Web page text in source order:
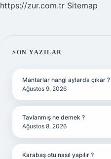
https://zur.com.tr Sitemap
SIDEBAR
SON YAZILAR
Mantarlar hangi aylarda çıkar ?
Ağustos 9, 2026
Tavlanmış ne demek ?
Ağustos 8, 2026
Karabaş otu nasıl yapılır ?